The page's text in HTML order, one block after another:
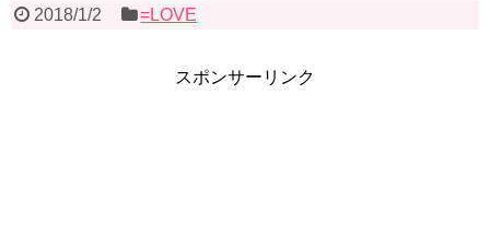
2018/1/2 =LOVE
スポンサーリンク